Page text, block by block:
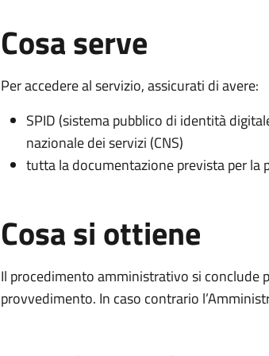
Cosa serve
Per accedere al servizio, assicurati di avere:
SPID (sistema pubblico di identità
nazionale dei servizi (CNS)
tutta la documentazione prevista per la
Cosa si ottiene
Il procedimento amministrativo si conclude
provvedimento. In caso contrario